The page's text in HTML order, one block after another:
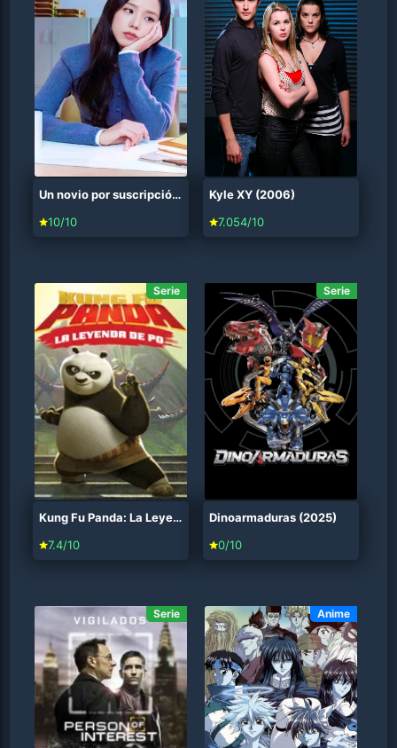
Un novio por suscripción (2026)
10/10
Kyle XY (2006)
7.054/10
Serie
Kung Fu Panda: La Leyenda de Po (2011)
7.4/10
Serie
Dinoarmaduras (2025)
0/10
Serie Anime